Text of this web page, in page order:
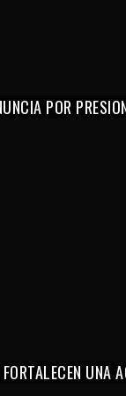
POR
UNA